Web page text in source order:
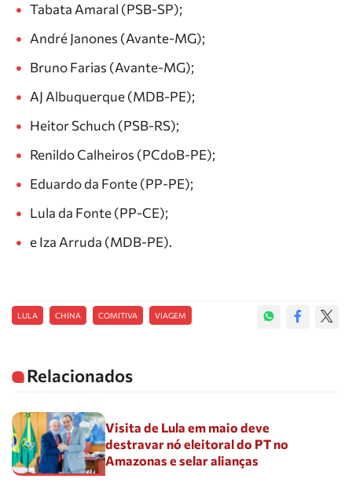
Tabata Amaral (PSB-SP);
André Janones (Avante-MG);
Bruno Farias (Avante-MG);
AJ Albuquerque (MDB-PE);
Heitor Schuch (PSB-RS);
Renildo Calheiros (PCdoB-PE);
Eduardo da Fonte (PP-PE);
Lula da Fonte (PP-CE);
e Iza Arruda (MDB-PE).
LULA CHINA COMITIVA VIAGEM
Relacionados
Visita de Lula em maio deve
destravar nó eleitoral do PT no
Amazonas e selar alianças